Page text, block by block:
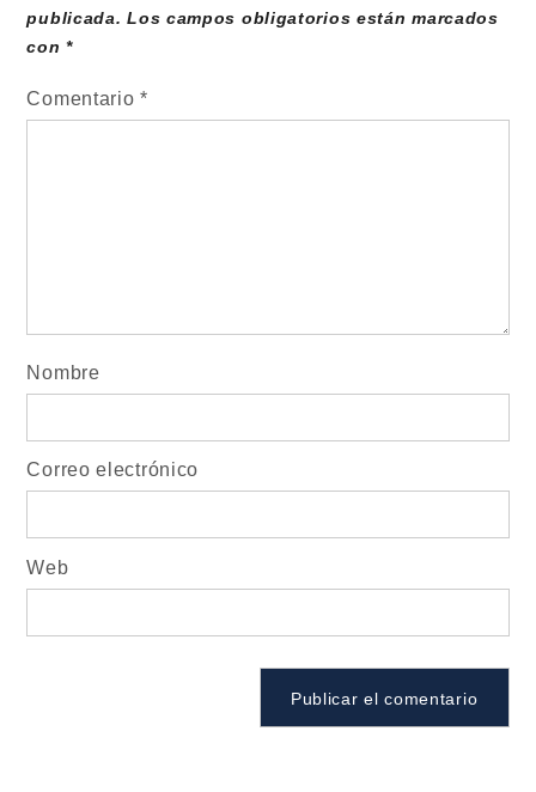
publicada. Los campos obligatorios están marcados
con*
Comentario*
Nombre
Correo electrónico
Web